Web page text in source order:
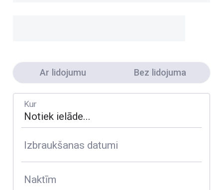
Ar lidojumu Bez lidojuma
Kur
Izbraukšanas datumi
Naktīm